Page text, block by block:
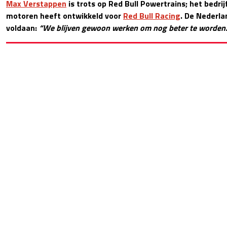
Max Verstappen is trots op Red Bull Powertrains; het
motoren heeft ontwikkeld voor Red Bull Racing. De
voldaan: “We blijven gewoon werken om nog beter te